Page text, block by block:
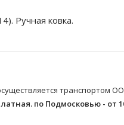
Ручная ковка.
транспортом
по Подмосковью - от